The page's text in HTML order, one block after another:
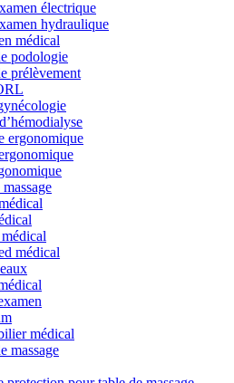
électrique
hydraulique
médical
podologie
prélèvement
ergonomique
médical
médical
massage